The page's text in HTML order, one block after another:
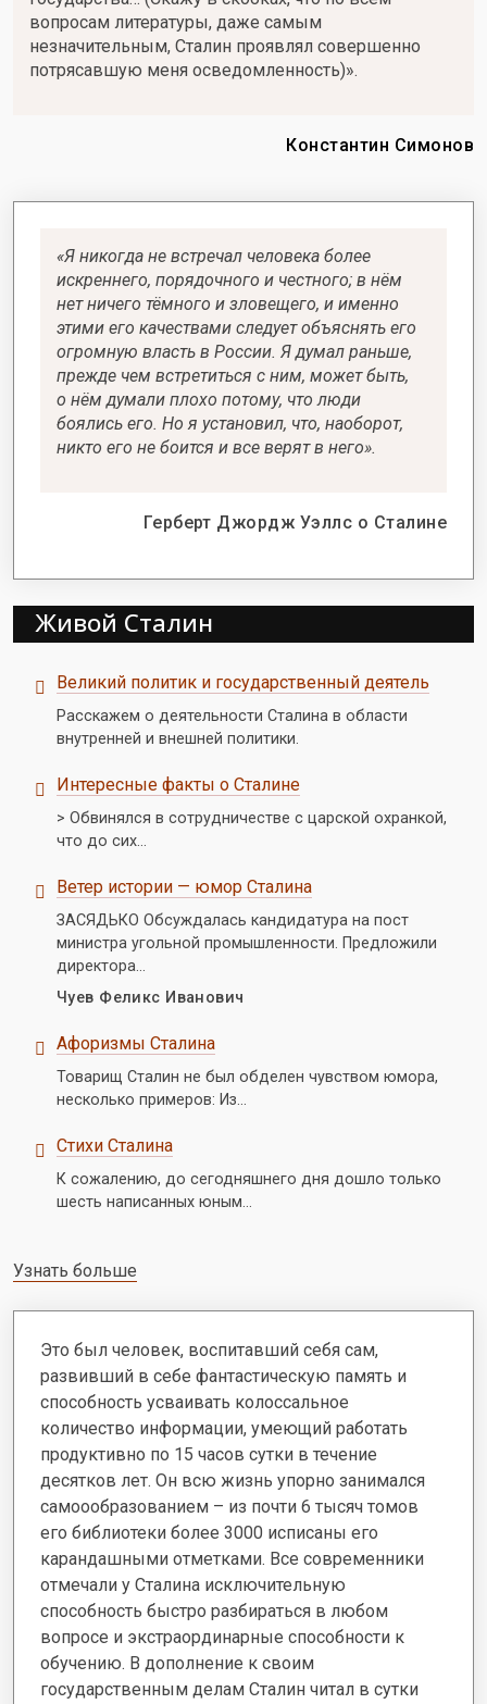
вопросам литературы, даже самым
незначительным, Сталин проявлял совершенно
потрясавшую меня осведомленность)».
Константин Симонов
«Я никогда не встречал человека более
искреннего, порядочного и честного; в нём
нет ничего тёмного и зловещего, и именно
этими его качествами следует объяснять его
огромную власть в России. Я думал раньше,
прежде чем встретиться с ним, может быть,
о нём думали плохо потому, что люди
боялись его. Но я установил, что, наоборот,
никто его не боится и все верят в него».
Герберт Джордж Уэллс о Сталине
Живой Сталин
Великий политик и государственный деятель
Расскажем о деятельности Сталина в области
внутренней и внешней политики.
Интересные факты о Сталине
> Обвинялся в сотрудничестве с царской охранкой,
что до сих…
Ветер истории — юмор Сталина
ЗАСЯДЬКО Обсуждалась кандидатура на пост
министра угольной промышленности. Предложили
директора…
Чуев Феликс Иванович
Афоризмы Сталина
Товарищ Сталин не был обделен чувством юмора,
несколько примеров: Из…
Стихи Сталина
К сожалению, до сегодняшнего дня дошло только
шесть написанных юным…
Узнать больше
Это был человек, воспитавший себя сам,
развивший в себе фантастическую память и
способность усваивать колоссальное
количество информации, умеющий работать
продуктивно по 15 часов сутки в течение
десятков лет. Он всю жизнь упорно занимался
самоообразованием – из почти 6 тысяч томов
его библиотеки более 3000 исписаны его
карандашными отметками. Все современники
отмечали у Сталина исключительную
способность быстро разбираться в любом
вопросе и экстраординарные способности к
обучению. В дополнение к своим
государственным делам Сталин читал в сутки